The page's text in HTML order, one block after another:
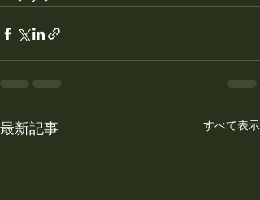
最新記事 すべて表示